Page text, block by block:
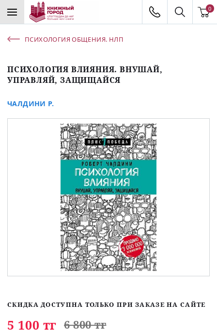
0
ПСИХОЛОГИЯ ОБЩЕНИЯ. НЛП
ПСИХОЛОГИЯ ВЛИЯНИЯ. ВНУШАЙ,
УПРАВЛЯЙ, ЗАЩИЩАЙСЯ
ЧАЛДИНИ Р.
СКИДКА ДОСТУПНА ТОЛЬКО ПРИ ЗАКАЗЕ НА САЙТЕ
5 100 тг 6 800 тг